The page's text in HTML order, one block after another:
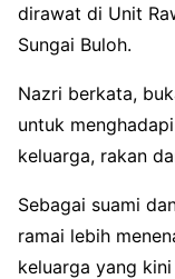
dirawat di Unit
Sungai Buloh.
Nazri berkata,
untuk
keluarga, rakan
Sebagai suami
ramai lebih
keluarga yang